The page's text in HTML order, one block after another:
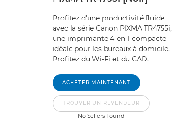
Profitez d'une productivité fluide
avec la série Canon PIXMA TR4755i,
une imprimante 4-en-1 compacte
idéale pour les bureaux à domicile.
Profitez du Wi-Fi et du CAD.
ACHETER MAINTENANT
TROUVER UN REVENDEUR
No Sellers Found